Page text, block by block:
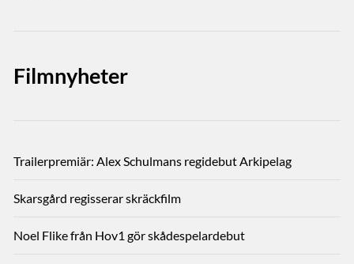
Filmnyheter
Trailerpremiär: Alex Schulmans regidebut Arkipelag
Skarsgård regisserar skräckfilm
Noel Flike från Hov1 gör skådespelardebut